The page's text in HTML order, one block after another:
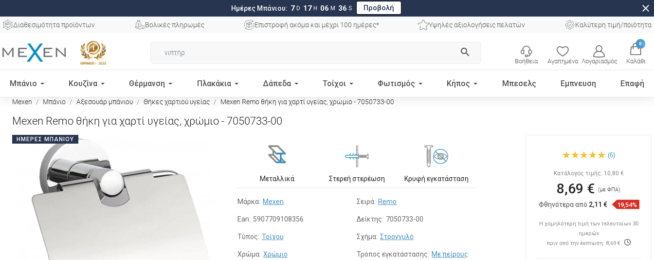
Ημέρες Μπάνιου: 7 D 17 H 06 M 35 S Προβολή close
Διαθεσιμότητα προϊόντων Βολικές πληρωμές Επιστροφή ακόμα και μέχρι 100 ημέρες* Υψηλές αξιολογήσεις πελατών Καλύτερη τιμή/ποιότητα
search
Αγαπημένα Λογαριασμός
0
Καλάθι
Βοήθεια
Μπάνιο Κουζίνα Θέρμανση Πλακάκια Δάπεδα Τοίχοι Φωτισμός Κήπος Μπεσελς Εμπνευση Επαφή
Mexen Μπάνιο Αξεσουάρ μπάνιου Θήκες χαρτιού υγείας Mexen Remo θήκη για χαρτί υγείας, χρώμιο - 7050733-00
Mexen Remo θήκη για χαρτί υγείας, χρώμιο - 7050733-00
ΗΜΈΡΕΣ ΜΠΆΝΙΟΥ
Μεταλλικά Στερεή στερέωση Κρυφή εγκατάσταση
Μάρκα: Mexen Σειρά: Remo
Ean: 5907709108356 Δείκτης: 7050733-00
Τύπος: Τοίχου Σχήμα: Στρογγυλό
Χρώμα: Χρώμιο Τρόπος εγκατάστασης: Με πείρους
Mexen Remo θήκη για χαρτί
υγείας, χρώμιο - 7050733-00
(6)
Κατάλογος τιμής: 10,80 €
8,69 €(με ΦΠΑ)
Φθηνότερα από 2,11 € 19,54%
Η χαμηλότερη τιμή των τελευταίων 30
ημερών
πριν από την έκπτωση: 8,69 €